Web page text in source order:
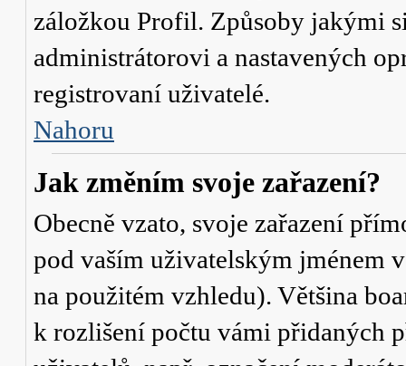
záložkou Profil. Způsoby jakými
administrátorovi a nastavených
registrovaní uživatelé.
Nahoru
Jak změním svoje zařazení?
Obecně vzato, svoje zařazení
pod vaším uživatelským jménem
na použitém vzhledu). Většina
k rozlišení počtu vámi přidaných